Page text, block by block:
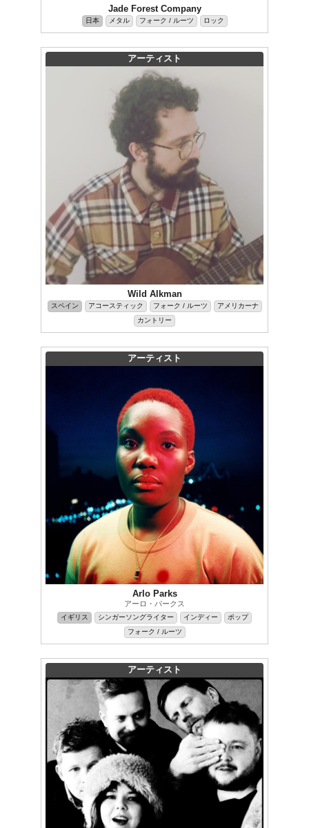
Jade Forest Company
日本 メタル フォーク / ルーツ ロック
アーティスト
Wild Alkman
スペイン アコースティック フォーク / ルーツ
アメリカーナ
カントリー
アーティスト
Arlo Parks
アーロ・パークス
イギリス シンガーソングライター インディー
ポップ
フォーク / ルーツ
アーティスト